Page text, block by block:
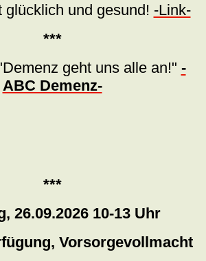
glücklich und gesund! -Link-
***
geht uns alle an!" -
ABC Demenz-
***
26.09.2026 10-13 Uhr
Vorsorgevollmacht